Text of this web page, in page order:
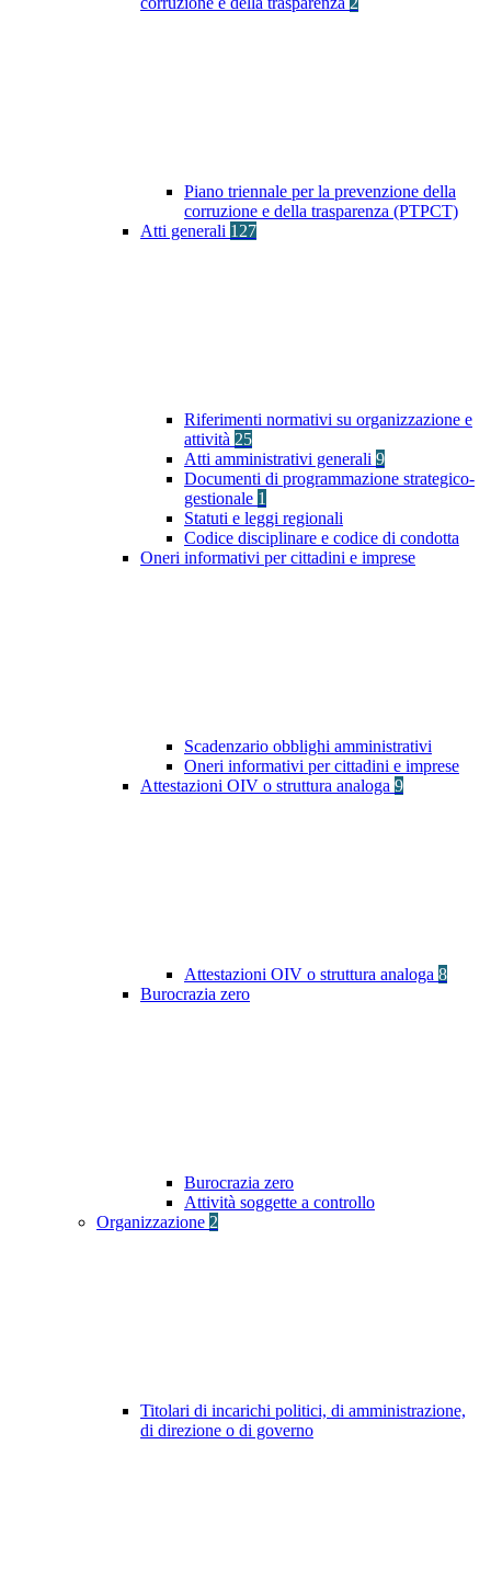
Piano triennale per la prevenzione della
corruzione e della trasparenza (PTPCT)
Atti generali 127
Riferimenti normativi su organizzazione e
attività 25
Atti amministrativi generali 9
Documenti di programmazione strategico-
gestionale 1
Statuti e leggi regionali
Codice disciplinare e codice di condotta
Oneri informativi per cittadini e imprese
Scadenzario obblighi amministrativi
Oneri informativi per cittadini e imprese
Attestazioni OIV o struttura analoga 9
Attestazioni OIV o struttura analoga 8
Burocrazia zero
Burocrazia zero
Attività soggette a controllo
Organizzazione 2
Titolari di incarichi politici, di amministrazione,
di direzione o di governo